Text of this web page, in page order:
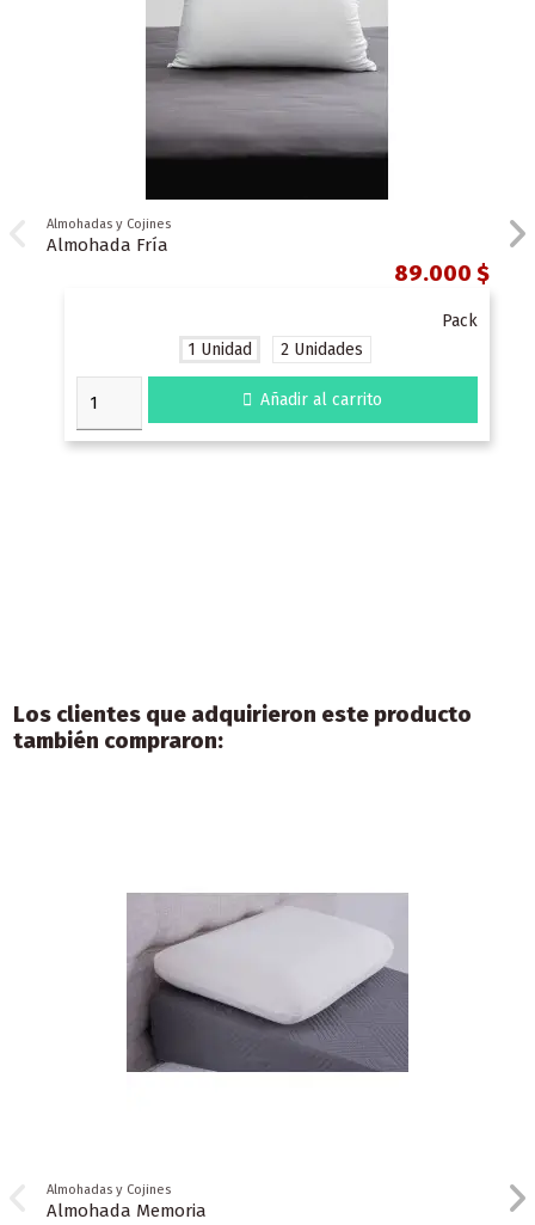
Almohadas y Cojines
Almohada Fría
89.000 $
Pack
1 Unidad
2 Unidades
 Añadir al carrito
Los clientes que adquirieron este producto
también compraron:
Almohadas y Cojines
Almohada Memoria